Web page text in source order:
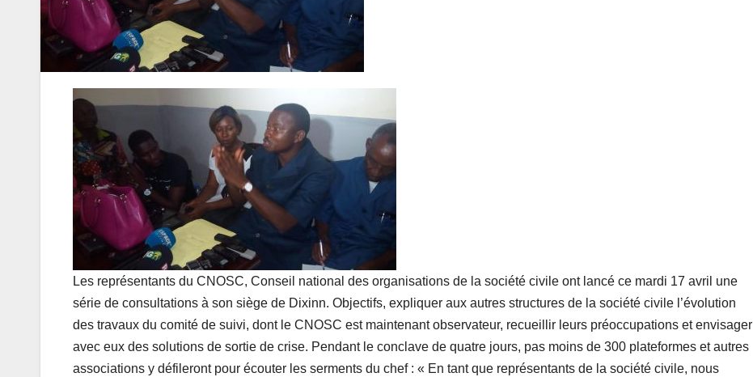
Les représentants du CNOSC, Conseil national des organisations de la société civile ont lancé ce mardi 17 avril une
série de consultations à son siège de Dixinn. Objectifs, expliquer aux autres structures de la société civile l’évolution
des travaux du comité de suivi, dont le CNOSC est maintenant observateur, recueillir leurs préoccupations et envisager
avec eux des solutions de sortie de crise. Pendant le conclave de quatre jours, pas moins de 300 plateformes et autres
associations y défileront pour écouter les serments du chef : « En tant que représentants de la société civile, nous